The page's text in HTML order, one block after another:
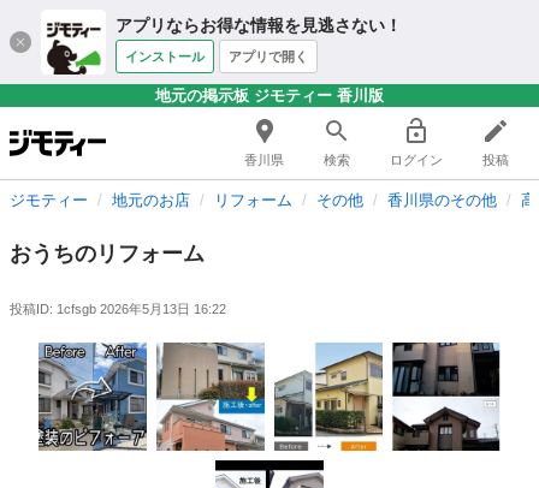
アプリならお得な情報を見逃さない！
インストール アプリで開く
地元の掲示板 ジモティー 香川版
香川県 検索 ログイン 投稿
ジモティー 地元のお店 リフォーム その他 香川県のその他
おうちのリフォーム
投稿ID: 1cfsgb 2026年5月13日 16:22